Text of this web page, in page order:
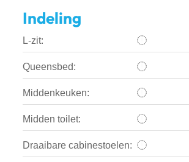
Indeling
L-zit:
Queensbed:
Middenkeuken:
Midden toilet:
Draaibare cabinestoelen: